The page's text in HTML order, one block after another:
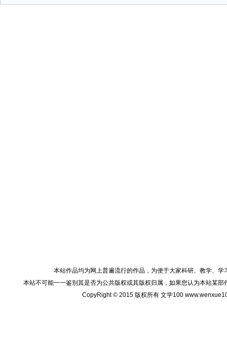
本站作品均为网上普遍流行的作品，为便于大家科研、教学、
本站不可能一一鉴别其是否为公共版权或其版权归属，如果您认为本站某
CopyRight © 2015 版权所有 文学100